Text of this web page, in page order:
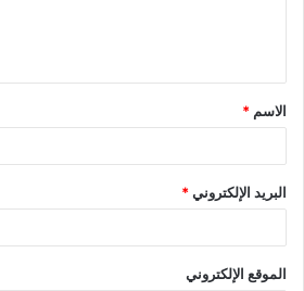
الاسم *
البريد الإلكتروني*
الموقع الإلكتروني